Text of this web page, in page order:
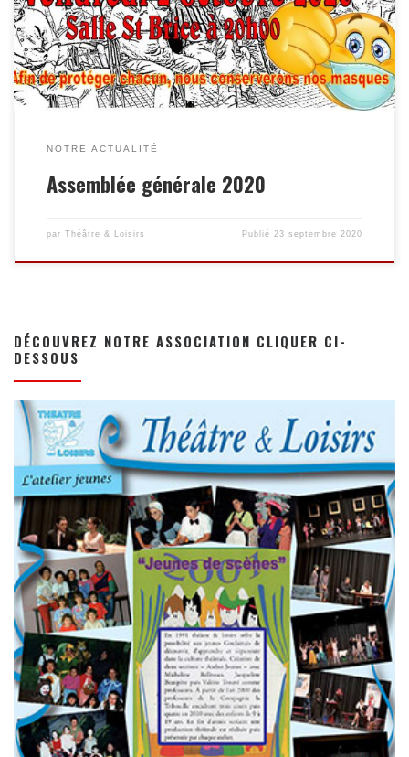
le verre de l’amitié mais nous espérons que très vite cela sera
de nouveau possible. Avec vous, il nous faut imaginer d’autres
façons de […]
NOTRE ACTUALITÉ
Assemblée générale 2020
par Théâtre & Loisirs Publié23 septembre 2020
DÉCOUVREZ NOTRE ASSOCIATION CLIQUER CI-
DESSOUS